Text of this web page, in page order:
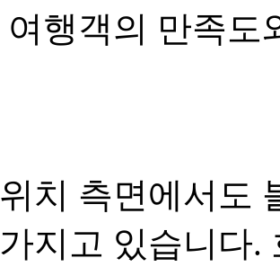
여행객의 만족도
치 측면에서도
지고 있습니다.